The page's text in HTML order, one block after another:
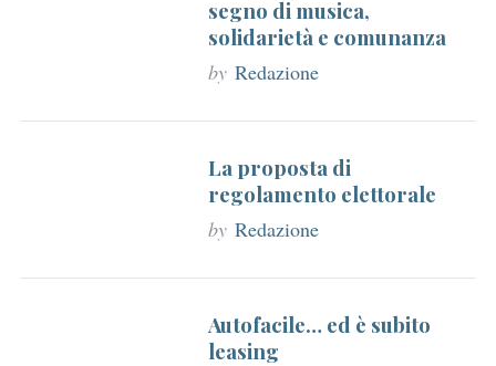
segno di musica,
solidarietà e comunanza
by Redazione
La proposta di
regolamento elettorale
by Redazione
Autofacile… ed è subito
leasing